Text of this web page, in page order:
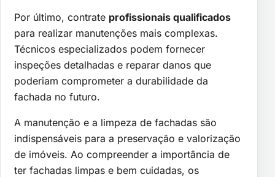
Por último, contrate profissionais qualificados
para realizar manutenções mais complexas.
Técnicos especializados podem fornecer
inspeções detalhadas e reparar danos que
poderiam comprometer a durabilidade da
fachada no futuro.
A manutenção e a limpeza de fachadas são
indispensáveis para a preservação e valorização
de imóveis. Ao compreender a importância de
ter fachadas limpas e bem cuidadas, os